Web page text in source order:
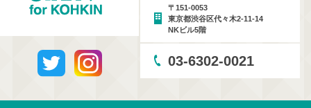
〒151-0053
東京都渋谷区代々木2-11-14
NKビル5階
03-6302-0021